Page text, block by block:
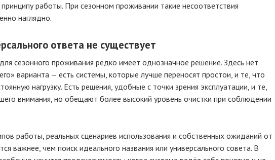
работы. При сезонном проживании такие несоответствия
наглядно.
ответа не существует
сезонного проживания редко имеет однозначное решение. Здесь нет
варианта — есть системы, которые лучше переносят простои, и те, что
нагрузку. Есть решения, удобные с точки зрения эксплуатации, и те,
внимания, но обещают более высокий уровень очистки при соблюдении
работы, реальных сценариев использования и собственных ожиданий от
важнее, чем поиск идеального названия или универсального совета. В